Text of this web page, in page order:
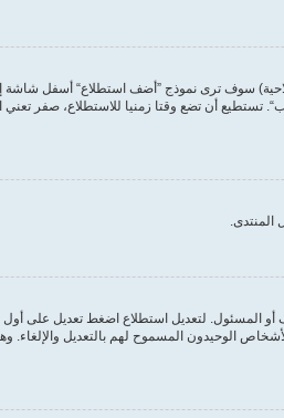
سوف ترى نموذج ”أضف استطلاع“ أسفل شاشة
أن تضع وقتا زمنيا للاستطلاع، صفر تعني
أو المسئول. لتعديل استطلاع اضغط تعديل على
المسموح لهم بالتعديل والإلغاء.